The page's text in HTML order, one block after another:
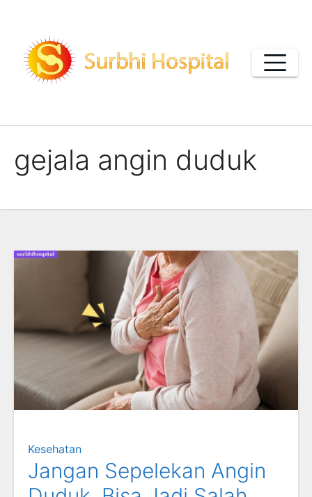
content
gejala angin duduk
Kesehatan
Jangan Sepelekan Angin